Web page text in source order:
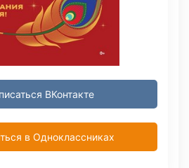
ВКонтакте
в Одноклассниках